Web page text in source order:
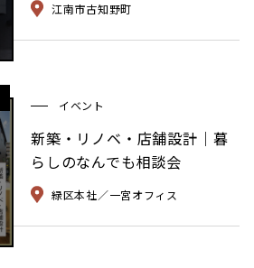
江南市古知野町
イベント
新築・リノベ・店舗設計｜暮
らしのなんでも相談会
緑区本社／一宮オフィス